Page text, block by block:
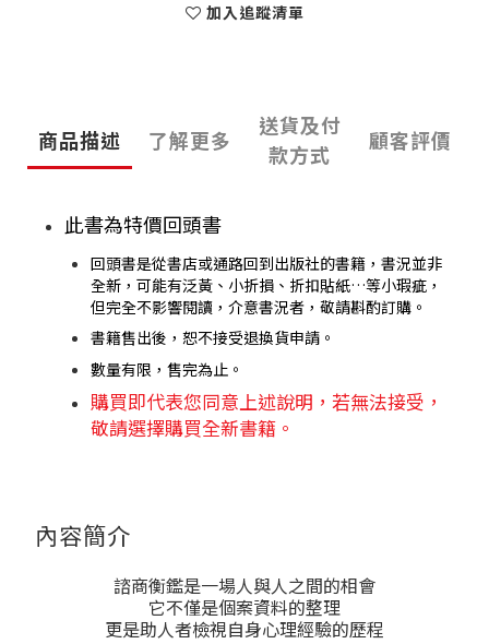
加入追蹤清單
商品描述 了解更多
送貨及付
款方式
顧客評價
此書為特價回頭書
回頭書是從書店或通路回到出版社的書籍，書況並非
全新，可能有泛黃、小折損、折扣貼紙…等小瑕疵，
但完全不影響閱讀，介意書況者，敬請斟酌訂購。
書籍售出後，恕不接受退換貨申請。
數量有限，售完為止。
購買即代表您同意上述說明，若無法接受，
敬請選擇購買全新書籍。
內容簡介
諮商衡鑑是一場人與人之間的相會
它不僅是個案資料的整理
更是助人者檢視自身心理經驗的歷程